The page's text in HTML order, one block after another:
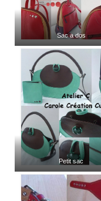
Sac a dos
Petit sac